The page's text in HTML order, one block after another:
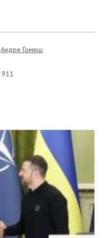
Андре Гомеш
911